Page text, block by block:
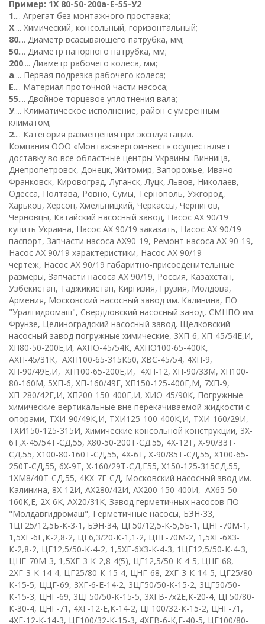
Пример: 1Х 80-50-200а-Е-55-У2
1.... Агрегат без монтажного проставка;
Х.... Химический, консольный, горизонтальный;
80.... Диаметр всасывающего патрубка, мм;
50.... Диаметр напорного патрубка, мм;
200.... Диаметр рабочего колеса, мм;
а.... Первая подрезка рабочего колеса;
Е.... Материал проточной части насоса;
55.... Двойное торцевое уплотнения вала;
У.... Климатическое исполнение, район с умеренным
климатом;
2.... Категория размещения при эксплуатации.
Компания ООО «Монтажэнергоинвест» осуществляет
доставку во все областные центры Украины: Винница,
Днепропетровск, Донецк, Житомир, Запорожье, Ивано-
Франковск, Кировоград, Луганск, Луцк, Львов, Николаев,
Одесса, Полтава, Ровно, Сумы, Тернополь, Ужгород,
Харьков, Херсон, Хмельницкий, Черкассы, Чернигов,
Черновцы, Катайский насосный завод, Насос АХ 90/19
купить Украина, Насос АХ 90/19 заказать, Насос АХ 90/19
паспорт, Запчасти насоса АХ90-19, Ремонт насоса АХ 90-19,
Насос АХ 90/19 характеристики, Насос АХ 90/19
чертеж, Насос АХ 90/19 габаритно-присоеденительные
размеры, Запчасти насоса АХ 90/19, Россия, Казахстан,
Узбекистан, Таджикистан, Киргизия, Грузия, Молдова,
Армения, Московский насосный завод им. Калинина, ПО
"Уралгидромаш", Свердловский насосный завод, СМНПО им.
Фрунзе, Целиноградский насосный завод. Щелковский
насосный завод погружные химические, 3ХП-6, ХП-45/54Е,И,
ХП80-50-200Е,И, АХПО-45/54К, АХПО100-65-400К,
АХП-45/31К, АХП100-65-315К50, ХВС-45/54, 4ХП-9,
ХП-90/49Е,И, ХП100-65-200Е,И, 4ХП-12, ХП-90/33М, ХП100-
80-160М, 5ХП-6, ХП-160/49Е, ХП150-125-400Е,М, 7ХП-9,
ХП-280/42Е,И, ХП200-150-400Е,И, ХИО-45/90К, Погружные
химические вертикальные вне перекачиваемой жидкости с
опорами, ТХИ-90/49К,И, ТХИ125-100-400К,И, ТХИ-160/29И,
ТХИ150-125-315И, Химические консольной конструкции, 3X-
6T,Х-45/54Т-СД,55, Х80-50-200Т-СД.55, 4X-12T, Х-90/33Т-
СД,55, Х100-80-160Т-СД,55, 4X-6T, Х-90/85Т-СД,55, Х100-65-
250Т-СД,55, 6Х-9Т, Х-160/29Т-СД,Е55, Х150-125-315СД,55,
1ХМ8/40Т-СД,55, 4КХ-7Е-СД, Московский насосный звод им.
Калинина, 8Х-12И, АХ280/42И, АХ200-150-400И, AX65-50-
160K,E, 2X-6K, AX20/31 K, Завод герметичных насосов ПО
"Молдавгидромаш", Герметичные насосы, БЭН-33,
1ЦГ25/12,5Б-К-3-1 , БЭН-34, ЦГ50/12,5-К-5,5Б-1 , ЦНГ-70М-1 ,
1,5ХГ-6Е,К-2,8-2, ЦГ6,3/20-К-1,1-2, ЦНГ-70М-2, 1,5ХГ-6Х3-
К-2,8-2, ЦГ12,5/50-К-4-2, 1,5ХГ-6Х3-К-4-3, 1ЦГ12,5/50-К-4-3,
ЦНГ-70М-3, 1,5ХГ-3-К-2,8-4(5), ЦГ12,5/50-К-4-5, ЦНГ-68,
2ХГ-3-К-14-4, ЦГ25/80-К-15-4, ЦНГ-68, 2ХГ-3-К-14-5, ЦГ25/80-
К-15-5, ЦЦГ-69, 3ХГ-6-Е-14-2, 3ЦГ50/50-К-15-2, 3ЦГ50/50-
К-15-3, ЦНГ-69, 3ЦГ50/50-К-15-5, 3ХГВ-7х2Е,К-20-4, ЦГ50/80-
К-30-4, ЦНГ-71 , 4ХГ-12-Е,К-14-2, ЦГ100/32-К-15-2, ЦНГ-71 ,
4ХГ-12-К-14-3, ЦГ100/32-К-15-3, 4ХГВ-6-К,Е-40-5, ЦГ100/80-